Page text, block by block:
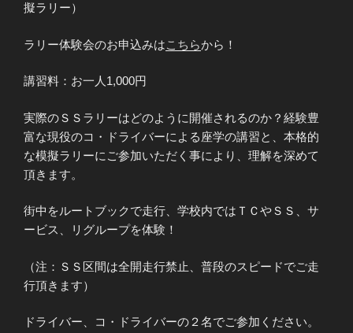
擬ラリー）
ラリー体験会のお申込みはこ ち らから！
講習料：お一人1,000円
実際のＳＳラリーはどのように開催されるのか？経験豊
富な現役のコ・ドライバーによる座学の講習と、本格的
な模擬ラリーにご参加いただく事により、理解を深めて
頂きます。
街中をルートブックで走行、学校内ではＴＣやＳＳ、サ
ービス、リグループを体験！
（注：ＳＳ区間は全開走行禁止、普段のスピードでご走
行頂きます）
ドライバー、コ・ドライバーの２名でご参加ください。